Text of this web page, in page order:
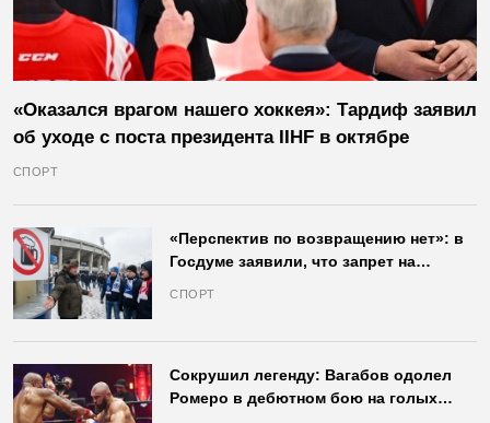
«Оказался врагом нашего хоккея»: Тардиф заявил
об уходе с поста президента IIHF в октябре
СПОРТ
«Перспектив по возвращению нет»: в
Госдуме заявили, что запрет на
СПОРТ
Сокрушил легенду: Вагабов одолел
Ромеро в дебютном бою на голых